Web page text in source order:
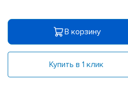
В корзину
Купить в 1 клик